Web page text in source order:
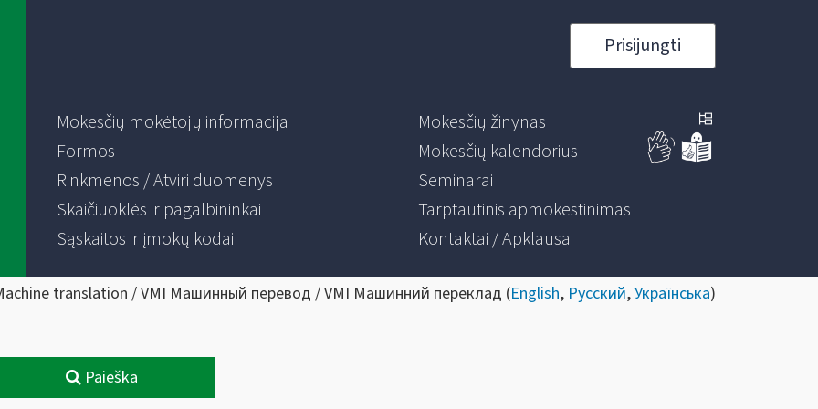
Prisijungti
Mokesčių mokėtojų informacija
Formos
Rinkmenos / Atviri duomenys
Skaičiuoklės ir pagalbininkai
Sąskaitos ir įmokų kodai
Mokesčių žinynas
Mokesčių kalendorius
Seminarai
Tarptautinis apmokestinimas
Kontaktai / Apklausa
translation / VMI Машинный перевод / VMI Машинний переклад (English, Русский,Українська)
Paieška